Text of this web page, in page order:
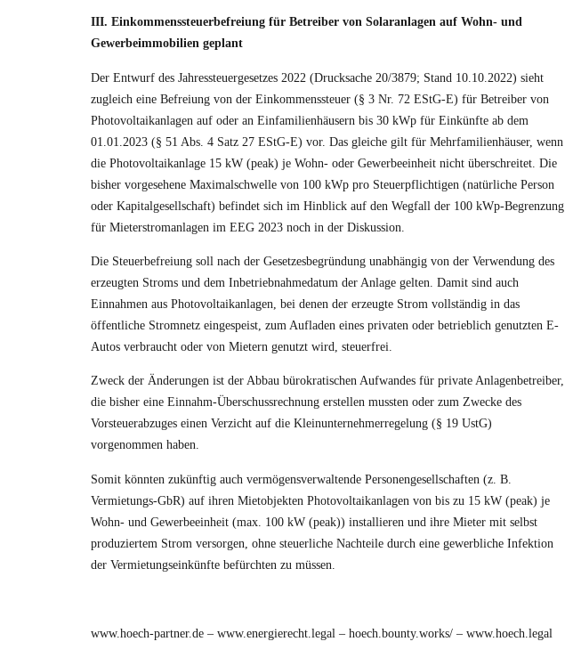
III. Einkommenssteuerbefreiung für Betreiber von Solaranlagen auf Wohn- und
Gewerbeimmobilien geplant
Der Entwurf des Jahressteuergesetzes 2022 (Drucksache 20/3879; Stand 10.10.2022) sieht
zugleich eine Befreiung von der Einkommenssteuer (§ 3 Nr. 72 EStG-E) für Betreiber von
Photovoltaikanlagen auf oder an Einfamilienhäusern bis 30 kWp für Einkünfte ab dem
01.01.2023 (§ 51 Abs. 4 Satz 27 EStG-E) vor. Das gleiche gilt für Mehrfamilienhäuser, wenn
die Photovoltaikanlage 15 kW (peak) je Wohn- oder Gewerbeeinheit nicht überschreitet. Die
bisher vorgesehene Maximalschwelle von 100 kWp pro Steuerpflichtigen (natürliche Person
oder Kapitalgesellschaft) befindet sich im Hinblick auf den Wegfall der 100 kWp-Begrenzung
für Mieterstromanlagen im EEG 2023 noch in der Diskussion.
Die Steuerbefreiung soll nach der Gesetzesbegründung unabhängig von der Verwendung des
erzeugten Stroms und dem Inbetriebnahmedatum der Anlage gelten. Damit sind auch
Einnahmen aus Photovoltaikanlagen, bei denen der erzeugte Strom vollständig in das
öffentliche Stromnetz eingespeist, zum Aufladen eines privaten oder betrieblich genutzten E-
Autos verbraucht oder von Mietern genutzt wird, steuerfrei.
Zweck der Änderungen ist der Abbau bürokratischen Aufwandes für private Anlagenbetreiber,
die bisher eine Einnahm-Überschussrechnung erstellen mussten oder zum Zwecke des
Vorsteuerabzuges einen Verzicht auf die Kleinunternehmerregelung (§ 19 UstG)
vorgenommen haben.
Somit könnten zukünftig auch vermögensverwaltende Personengesellschaften (z. B.
Vermietungs-GbR) auf ihren Mietobjekten Photovoltaikanlagen von bis zu 15 kW (peak) je
Wohn- und Gewerbeeinheit (max. 100 kW (peak)) installieren und ihre Mieter mit selbst
produziertem Strom versorgen, ohne steuerliche Nachteile durch eine gewerbliche Infektion
der Vermietungseinkünfte befürchten zu müssen.
www.hoech-partner.de – www.energierecht.legal – hoech.bounty.works/ – www.hoech.legal